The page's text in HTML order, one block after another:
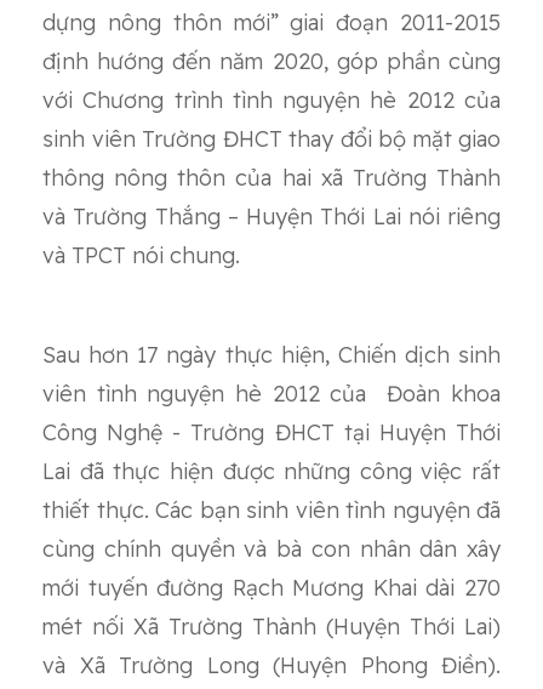
dựng nông thôn mới” giai đoạn 2011-2015
định hướng đến năm 2020, góp phần cùng
với Chương trình tình nguyện hè 2012 của
sinh viên Trường ĐHCT thay đổi bộ mặt giao
thông nông thôn của hai xã Trường Thành
và Trường Thắng – Huyện Thới Lai nói riêng
và TPCT nói chung.
Sau hơn 17 ngày thực hiện, Chiến dịch sinh
viên tình nguyện hè 2012 của Đoàn khoa
Công Nghệ - Trường ĐHCT tại Huyện Thới
Lai đã thực hiện được những công việc rất
thiết thực. Các bạn sinh viên tình nguyện đã
cùng chính quyền và bà con nhân dân xây
mới tuyến đường Rạch Mương Khai dài 270
mét nối Xã Trường Thành (Huyện Thới Lai)
và Xã Trường Long (Huyện Phong Điền).